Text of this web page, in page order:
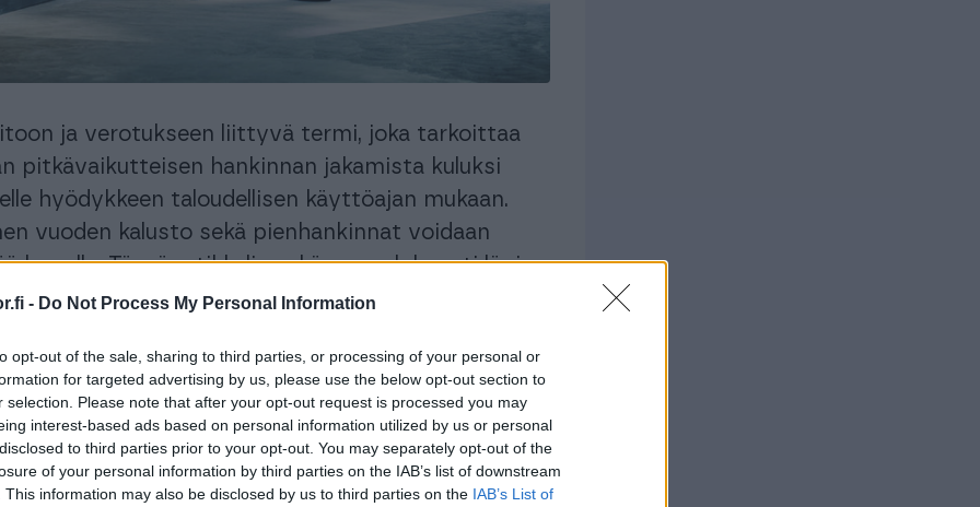
- Do Not Process My Personal Information
opt-out of the sale, sharing to third parties, or processing of your personal or
for targeted advertising by us, please use the below opt-out section to
selection. Please note that after your opt-out request is processed you may
interest-based ads based on personal information utilized by us or personal
to third parties prior to your opt-out. You may separately opt-out of the
of your personal information by third parties on the IAB’s list of downstream
This information may also be disclosed by us to third parties on the IAB’s List of
ja verotukseen liittyvä termi, joka tarkoittaa
pitkävaikutteisen hankinnan jakamista kuluksi
hyödykkeen taloudellisen käyttöajan mukaan.
vuoden kalusto sekä pienhankinnat voidaan
kerralla. Tässä artikkelissa käymme lyhyesti läpi
poistoista ja pienhankinnoista.